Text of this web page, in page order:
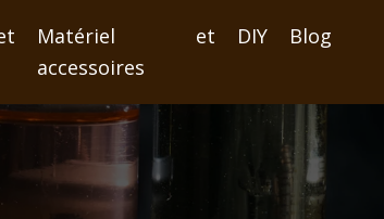
Matériel et
accessoires
DIY Blog